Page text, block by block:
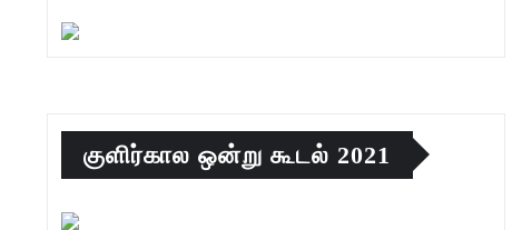
குளிர்கால ஒன்று கூடல் 2021